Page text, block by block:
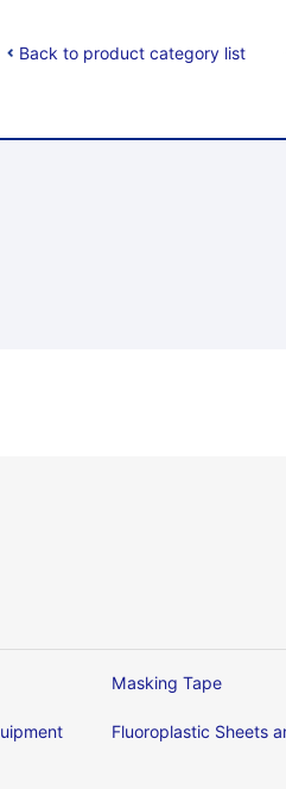
Back to product category list
Masking Tape
Fluoroplastic Sheets